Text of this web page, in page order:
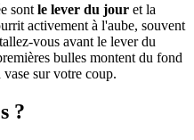
sont le lever du jour et la
activement à l'aube, souvent
vous avant le lever du
bulles montent du fond
sur votre coup.
?